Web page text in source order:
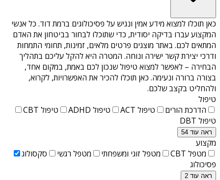
כאן תוכלו למצוא מידע אמין ונגיש על פסיכולוגים ברמת דוד. כל אנשי
המקצוע עברו בדיקה יסודית, כדי שתוכלו לבחור בביטחון את האדם
המתאים לכם. באתר מוצגים פרטים מלאים, זמינות, תחומי התמחות
ודרכי יצירת קשר ישירה ונוחה. המטרה היא להקל עליכם בתהליך
הבחירה – לאפשר למצוא טיפול שנכון לכם באמת, במקום אחד,
בצורה ברורה ונעימה. כאן תוכלו להכיר את האפשרויות, לקרוא,
ולהחליט בקצב שלכם.
טיפול
הדרכת הורים
טיפול ACT טיפול ADHD
טיפול CBT
טיפול DBT
ראה עוד 54
מקצוע
מטפל CBT
מטפל זוגי ומשפחתי מטפל רגשי
סקסולוג
פסיכולוג
ראה עוד 2